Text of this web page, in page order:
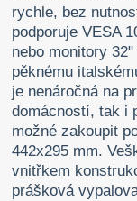
rychle, bez
podporuje VESA
nebo monitory
pěknému
je nenáročná na
domácností, tak i
možné zakoupit
442x295 mm.
vnitřkem
prášková